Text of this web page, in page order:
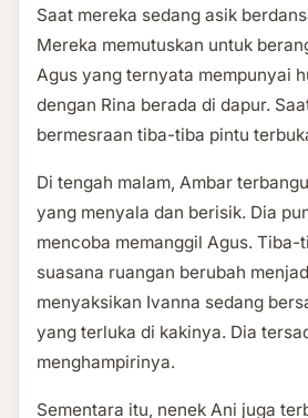
Saat mereka sedang asik
Mereka memutuskan untuk
Agus yang ternyata mempunyai
dengan Rina berada di dapur.
bermesraan tiba-tiba pintu
Di tengah malam, Ambar
yang menyala dan berisik. Dia
mencoba memanggil Agus. Tiba-
suasana ruangan berubah
menyaksikan Ivanna sedang
yang terluka di kakinya. Dia
menghampirinya.
Sementara itu, nenek Ani juga